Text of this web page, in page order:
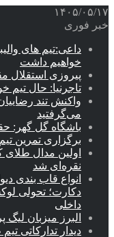
۱۴۰۵/۰۵/۱۷
خبر فوری
داعی:تیم های
خواهیم داشت
پیروزی استقلال
تاجرنیا: حال
واکنش تند
می‌گرفتید
باشگاه گل گهر:
برگزاری تمرین
اولین مدال
نقره‌ای شد
انواع قاب بندی
دکارت؛ تحولی
داخلی
البرز میزبان لیگ
دیدار تدارکاتی